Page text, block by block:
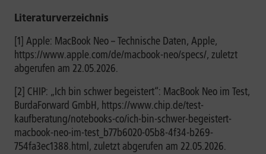
Literaturverzeichnis
[1] Apple: MacBook Neo – Technische Daten, Apple,
https://www.apple.com/de/macbook-neo/specs/, zuletzt
abgerufen am 22.05.2026.
[2] CHIP: „Ich bin schwer begeistert“: MacBook Neo im Test,
BurdaForward GmbH, https://www.chip.de/test-
kaufberatung/notebooks-co/ich-bin-schwer-begeistert-
macbook-neo-im-test_b77b6020-05b8-4f34-b269-
754fa3ec1388.html, zuletzt abgerufen am 22.05.2026.